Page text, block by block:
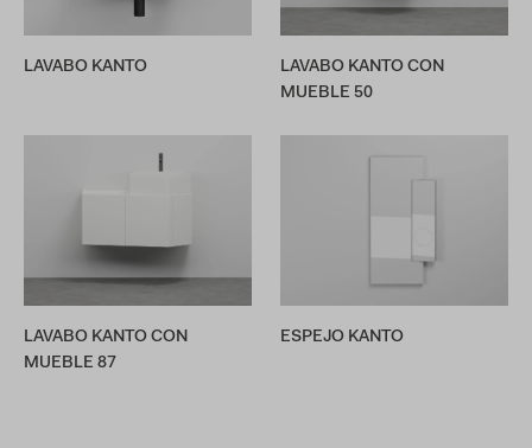
LAVABO KANTO
LAVABO KANTO CON
MUEBLE 50
LAVABO KANTO CON
MUEBLE 87
ESPEJO KANTO